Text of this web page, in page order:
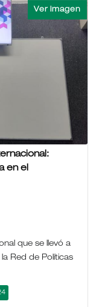
en el
que se llevó a
Red de Políticas